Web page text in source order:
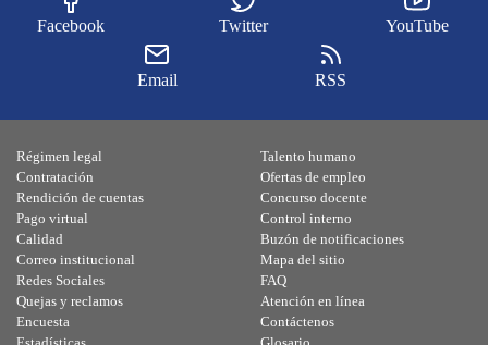
Facebook Twitter YouTube
Email RSS
Régimen legal
Contratación
Rendición de cuentas
Pago virtual
Calidad
Talento humano
Ofertas de empleo
Concurso docente
Control interno
Buzón de notificaciones
Correo institucional
Redes Sociales
Quejas y reclamos
Encuesta
Mapa del sitio
FAQ
Atención en línea
Contáctenos